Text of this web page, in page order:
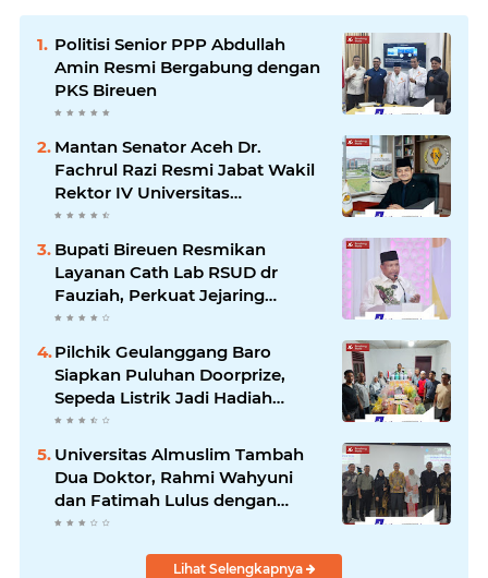
Politisi Senior PPP Abdullah
Amin Resmi Bergabung dengan
PKS Bireuen
Mantan Senator Aceh Dr.
Fachrul Razi Resmi Jabat Wakil
Rektor IV Universitas
Kartamulia Purwakarta
Bupati Bireuen Resmikan
Layanan Cath Lab RSUD dr
Fauziah, Perkuat Jejaring
Pelayanan Jantung Bersama 22
Pilchik Geulanggang Baro
Siapkan Puluhan Doorprize,
Sepeda Listrik Jadi Hadiah
Utama
Universitas Almuslim Tambah
Dua Doktor, Rahmi Wahyuni
dan Fatimah Lulus dengan
Predikat Pujian
Lihat Selengkapnya